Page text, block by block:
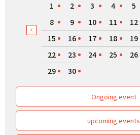
1 2 3 4 5
8
9 10 11 12
15
16 17 18 19
22
23 24 25 26
29
30
Ongoing event
upcoming events